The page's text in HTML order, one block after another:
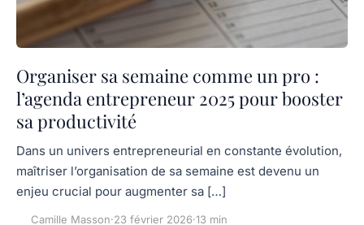
Organiser sa semaine comme un pro :
l’agenda entrepreneur 2025 pour booster
sa productivité
Dans un univers entrepreneurial en constante évolution,
maîtriser l’organisation de sa semaine est devenu un
enjeu crucial pour augmenter sa […]
Camille Masson·23 février 2026·13 min